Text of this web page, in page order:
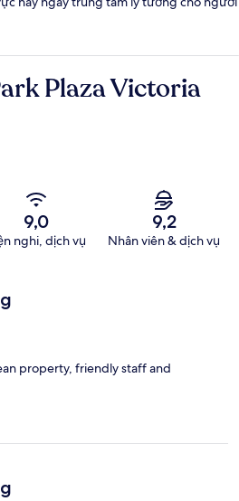
Plaza Victoria
9,0
nghi, dịch vụ
9,2
Nhân viên & dịch vụ
property, friendly staff and